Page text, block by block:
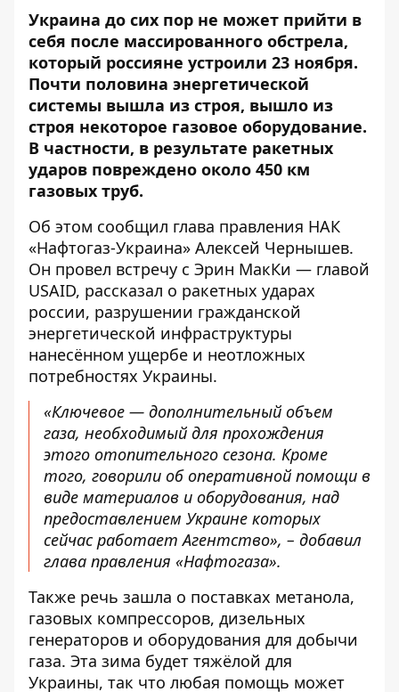
Украина до сих пор не может прийти в
себя после массированного обстрела,
который россияне устроили 23 ноября.
Почти половина энергетической
системы вышла из строя, вышло из
строя некоторое газовое оборудование.
В частности, в результате ракетных
ударов повреждено около 450 км
газовых труб.
Об этом сообщил глава правления НАК
«Нафтогаз-Украина» Алексей Чернышев.
Он провел встречу с Эрин МакКи — главой
USAID, рассказал о ракетных ударах
россии, разрушении гражданской
энергетической инфраструктуры
нанесённом ущербе и неотложных
потребностях Украины.
«Ключевое — дополнительный объем
газа, необходимый для прохождения
этого отопительного сезона. Кроме
того, говорили об оперативной помощи в
виде материалов и оборудования, над
предоставлением Украине которых
сейчас работает Агентство», – добавил
глава правления «Нафтогаза».
Также речь зашла о поставках метанола,
газовых компрессоров, дизельных
генераторов и оборудования для добычи
газа. Эта зима будет тяжёлой для
Украины, так что любая помощь может